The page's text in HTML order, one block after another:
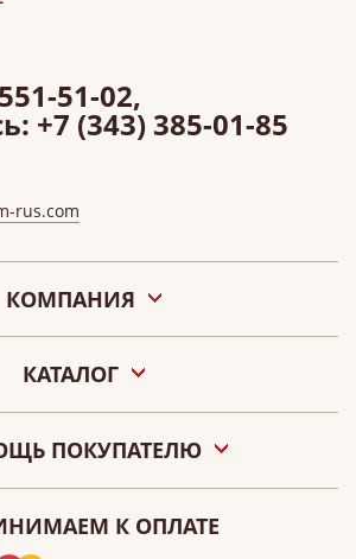
51-02,
+7 (343) 385-01-85
rus.com
КОМПАНИЯ
О нас
Акции
Новости
Наши салоны
КАТАЛОГ
сертификаты «СИАМ»
ПОКУПАТЕЛЮ
Оплата
Как сделать заказК ОПЛАТЕ